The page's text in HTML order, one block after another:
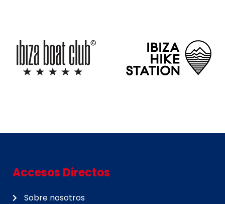
Accesos Directos
Sobre nosotros